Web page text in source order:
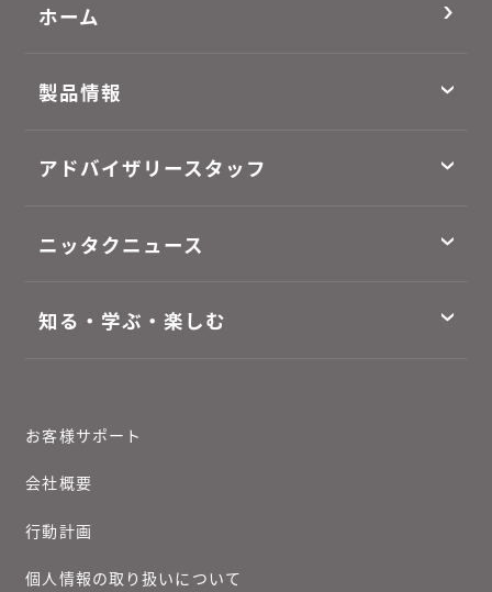
ホーム
製品情報
アドバイザリースタッフ
ニッタクニュース
知る・学ぶ・楽しむ
お客様サポート
会社概要
行動計画
個人情報の取り扱いについて